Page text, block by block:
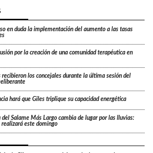
en duda la implementación del aumento a las tasas
por la creación de una comunidad terapéutica en
recibieron los concejales durante la última sesión del
hará que Giles triplique su capacidad energética
del Salame Más Largo cambia de lugar por las lluvias:
realizará este domingo